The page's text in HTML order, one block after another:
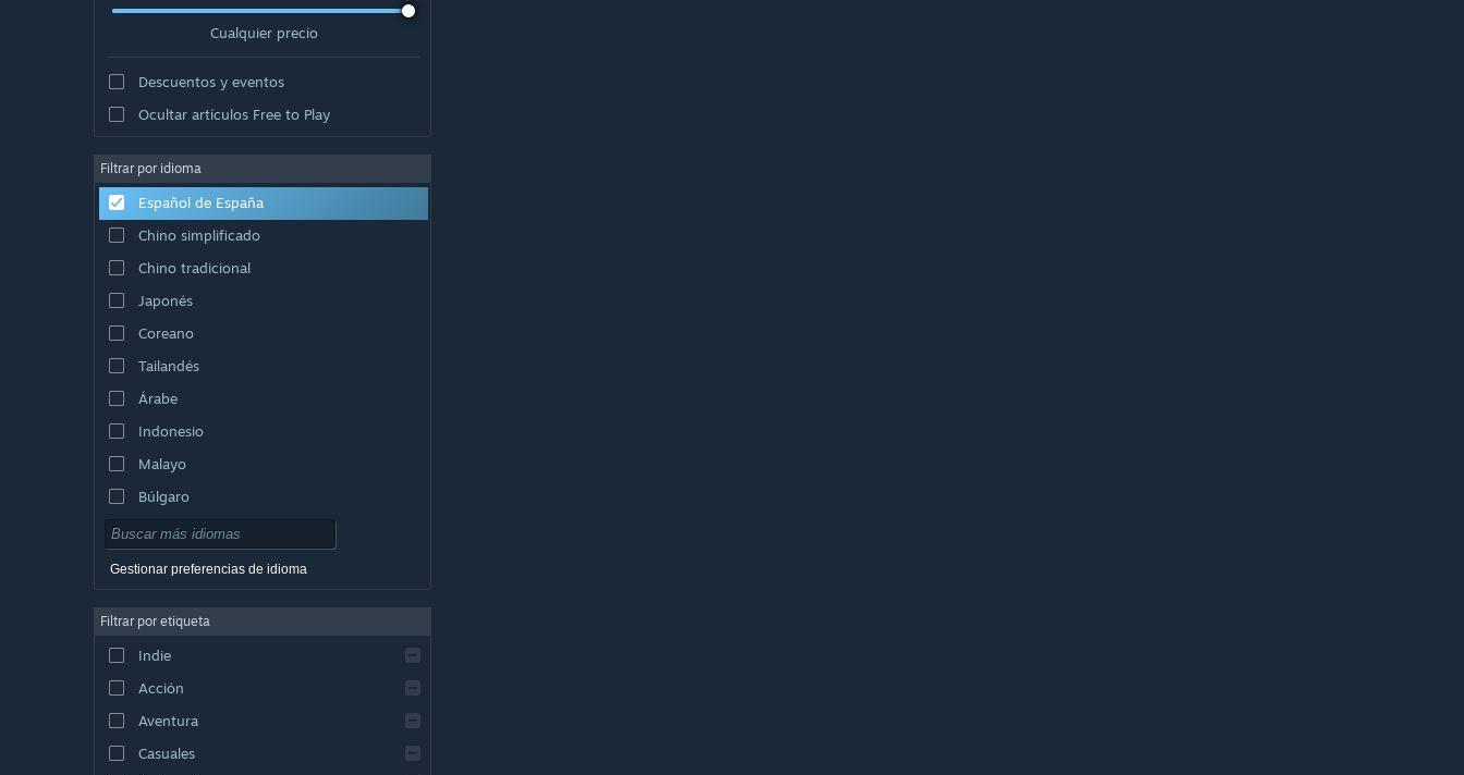
Cualquier precio
Descuentos y eventos
Ocultar artículos Free to Play
Filtrar por idioma
Español de España
Chino simplificado
Chino tradicional
Japonés
Coreano
Tailandés
Árabe
Indonesio
Malayo
Búlgaro
Checo
Danés
Inglés
Español de Hispanoamérica
Griego
Gestionar preferencias de idioma
Filtrar por etiqueta
Indie
Acción
Aventura
Casuales